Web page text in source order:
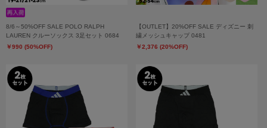
8/6～50%OFF SALE POLO RALPH
LAUREN クルーソックス 3足セット 0684
￥990 (50%OFF)
【OUTLET】20%OFF SALE ディズニー 刺
繍メッシュキャップ 0481
￥2,376 (20%OFF)